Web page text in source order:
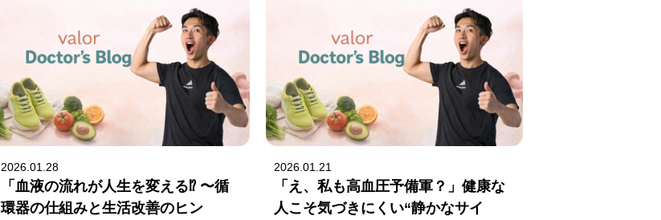
2026.01.28
「血液の流れが人生を変える⁉ 〜循
環器の仕組みと生活改善のヒン
2026.01.21
「え、私も高血圧予備軍？」健康な
人こそ気づきにくい“静かなサイ